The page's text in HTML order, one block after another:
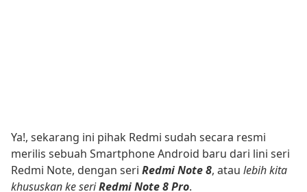
Ya!, sekarang ini pihak Redmi sudah secara resmi
merilis sebuah Smartphone Android baru dari lini seri
Redmi Note, dengan seri Redmi Note 8, atau lebih kita
khususkan ke seriRedmi Note 8 Pro.